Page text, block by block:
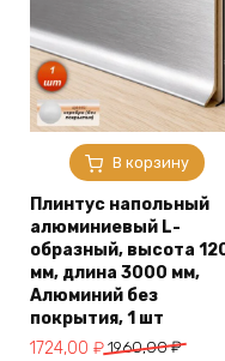
В корзину
Плинтус напольный
алюминиевый L-
образный, высота
мм, длина 3000 мм,
Алюминий без
покрытия, 1 шт
1960,00₽
Первоначальная
1724,00 ₽
Текущая